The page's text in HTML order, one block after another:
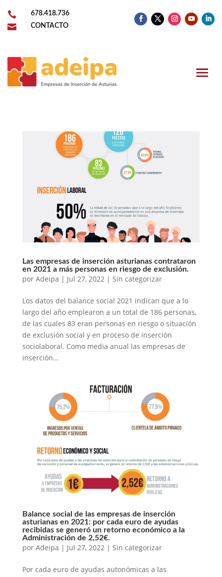
 678.418.736
 CONTACTO
Las empresas de inserción asturianas contrataron
en 2021 a más personas en riesgo de exclusión.
por Adeipa | Jul 27, 2022| Sin categorizar
Los datos del balance social 2021 indican que a lo
largo del año emplearon a un total de 186 personas,
de las cuales 83 eran personas en riesgo o situación
de exclusión social y en proceso de inserción
sociolaboral. Como media anual las empresas de
inserción...
Balance social de las empresas de inserción
asturianas en 2021: por cada euro de ayudas
recibidas se generó un retorno económico a la
Administración de 2,52€.
por Adeipa | Jul 27, 2022| Sin categorizar
Por cada euro de ayudas autonómicas a las